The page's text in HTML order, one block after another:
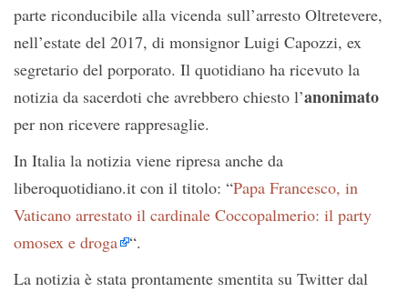
parte riconducibile alla vicenda sull’arresto Oltretevere,
nell’estate del 2017, di monsignor Luigi Capozzi, ex
segretario del porporato. Il quotidiano ha ricevuto la
notizia da sacerdoti che avrebbero chiesto l’anonimato
per non ricevere rappresaglie.
In Italia la notizia viene ripresa anche da
liberoquotidiano.it con il titolo: “Papa Francesco, in
Vaticano arrestato il cardinale Coccopalmerio: il party
omosex e droga “.
La notizia è stata prontamente smentita su Twitter dal